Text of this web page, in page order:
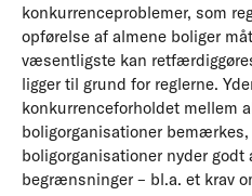
konkurrenceproblemer, som
opførelse af almene boliger
væsentligste kan
ligger til grund for reglerne.
konkurrenceforholdet mellem
boligorganisationer
boligorganisationer nyder
begrænsninger – bl.a. et krav